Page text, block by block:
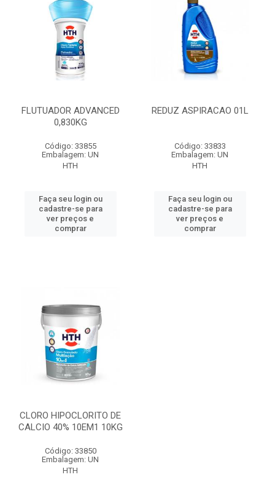
FLUTUADOR ADVANCED
0,830KG
Código: 33855
Embalagem: UN
HTH
Faça seu login ou
cadastre-se para
ver preços e
comprar
REDUZ ASPIRACAO 01L
Código: 33833
Embalagem: UN
HTH
Faça seu login ou
cadastre-se para
ver preços e
comprar
CLORO HIPOCLORITO DE
CALCIO 40% 10EM1 10KG
Código: 33850
Embalagem: UN
HTH